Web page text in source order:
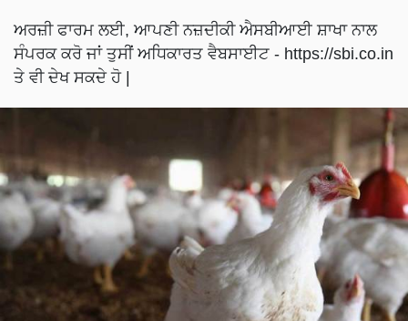
ਅਰਜ਼ੀ ਫਾਰਮ ਲਈ, ਆਪਣੀ ਨਜ਼ਦੀਕੀ ਐਸਬੀਆਈ ਸ਼ਾਖਾ ਨਾਲ
ਸੰਪਰਕ ਕਰੋ ਜਾਂ ਤੁਸੀਂ ਅਧਿਕਾਰਤ ਵੈਬਸਾਈਟ - https://sbi.co.in
ਤੇ ਵੀ ਦੇਖ ਸਕਦੇ ਹੋ |